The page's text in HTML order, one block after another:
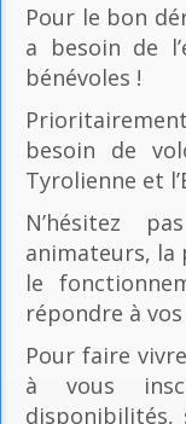
Pour le bon
a besoin de
bénévoles !
besoin de
Tyrolienne et
N’hésitez
animateurs, la
le
répondre à
Pour faire
à vous
disponibilités,